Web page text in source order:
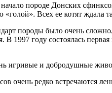
породе Донских
«голой». Всех ее котят ждала
породы было очень
В 1997 году состоялась
игривые и добродушные
очень редко встречаются